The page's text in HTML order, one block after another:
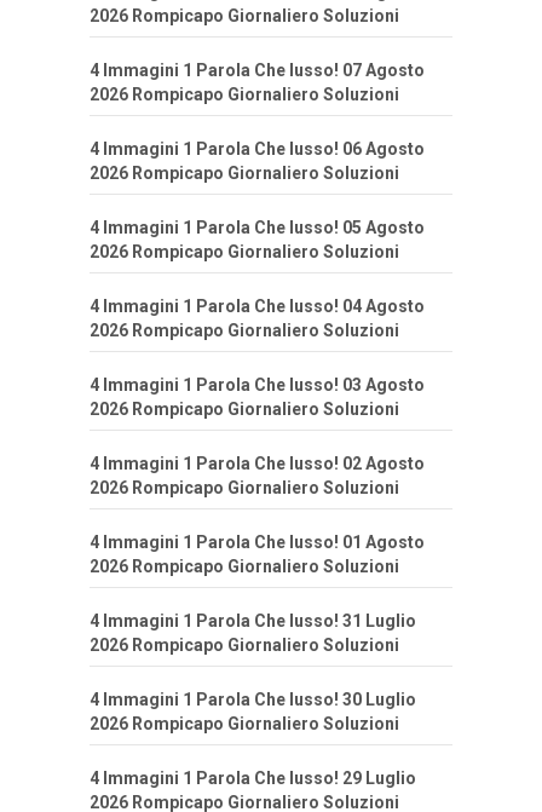
2026 Rompicapo Giornaliero Soluzioni
4 Immagini 1 Parola Che lusso! 07 Agosto
2026 Rompicapo Giornaliero Soluzioni
4 Immagini 1 Parola Che lusso! 06 Agosto
2026 Rompicapo Giornaliero Soluzioni
4 Immagini 1 Parola Che lusso! 05 Agosto
2026 Rompicapo Giornaliero Soluzioni
4 Immagini 1 Parola Che lusso! 04 Agosto
2026 Rompicapo Giornaliero Soluzioni
4 Immagini 1 Parola Che lusso! 03 Agosto
2026 Rompicapo Giornaliero Soluzioni
4 Immagini 1 Parola Che lusso! 02 Agosto
2026 Rompicapo Giornaliero Soluzioni
4 Immagini 1 Parola Che lusso! 01 Agosto
2026 Rompicapo Giornaliero Soluzioni
4 Immagini 1 Parola Che lusso! 31 Luglio
2026 Rompicapo Giornaliero Soluzioni
4 Immagini 1 Parola Che lusso! 30 Luglio
2026 Rompicapo Giornaliero Soluzioni
4 Immagini 1 Parola Che lusso! 29 Luglio
2026 Rompicapo Giornaliero Soluzioni